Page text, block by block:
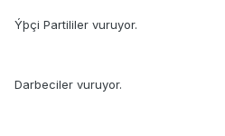
Ýþçi Partililer vuruyor.
Darbeciler vuruyor.